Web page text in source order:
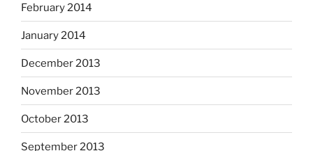
February 2014
January 2014
December 2013
November 2013
October 2013
September 2013